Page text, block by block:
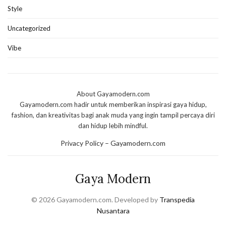
Style
Uncategorized
Vibe
About Gayamodern.com
Gayamodern.com hadir untuk memberikan inspirasi gaya hidup,
fashion, dan kreativitas bagi anak muda yang ingin tampil percaya diri
dan hidup lebih mindful.
Privacy Policy – Gayamodern.com
Gaya Modern
© 2026 Gayamodern.com. Developed by Transpedia
Nusantara